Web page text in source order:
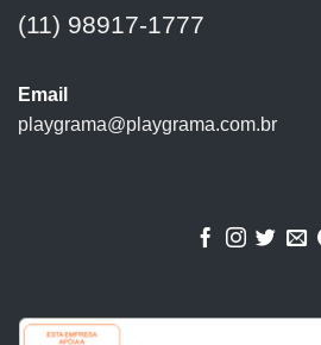
(11) 98917-1777
Email
playgrama@playgrama.com.br